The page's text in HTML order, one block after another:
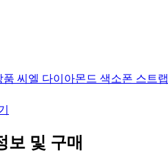
품 씨엘 다이아몬드 색소폰 스트랩
보 및 구매